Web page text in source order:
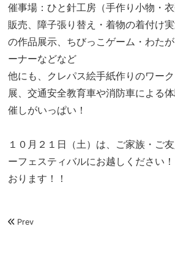
催事場：ひと針工房（手作り小物・
販売、障子張り替え・着物の着付け
の作品展示、ちびっこゲーム・わた
ーナーなどなど
他にも、クレパス絵手紙作りのワー
展、交通安全教育車や消防車による
催しがいっぱい！
１０月２１日（土）は、ご家族・ご
ーフェスティバルにお越しください
おります！！
Prev